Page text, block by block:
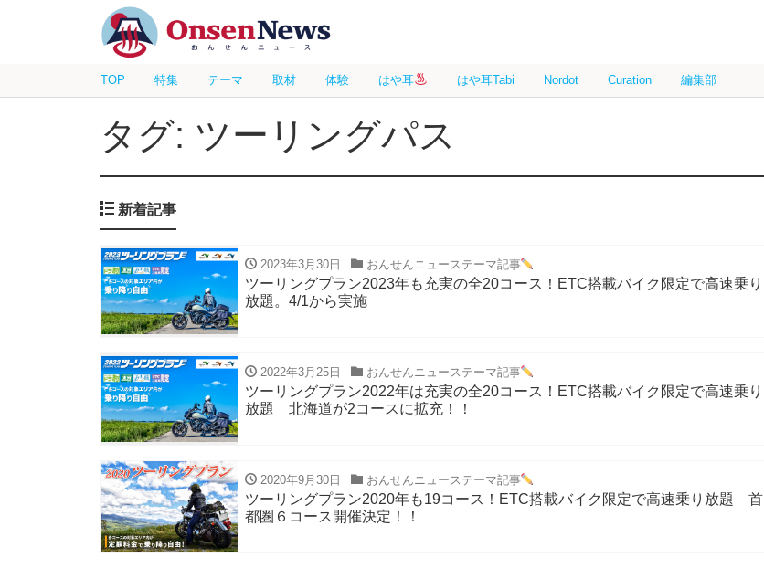
TOP 特集 テーマ 取材 体験 はや耳 はや耳Tabi Nordot Curation 編集部
タグ: ツーリングパス
新着記事
2023年3月30日 おんせんニューステーマ記事
ツーリングプラン2023年も充実の全20コース！ETC搭載バイク限定で高速乗り
放題。4/1から実施
2022年3月25日 おんせんニューステーマ記事
ツーリングプラン2022年は充実の全20コース！ETC搭載バイク限定で高速乗り
放題 北海道が2コースに拡充！！
2020年9月30日 おんせんニューステーマ記事
ツーリングプラン2020年も19コース！ETC搭載バイク限定で高速乗り放題 首
都圏６コース開催決定！！